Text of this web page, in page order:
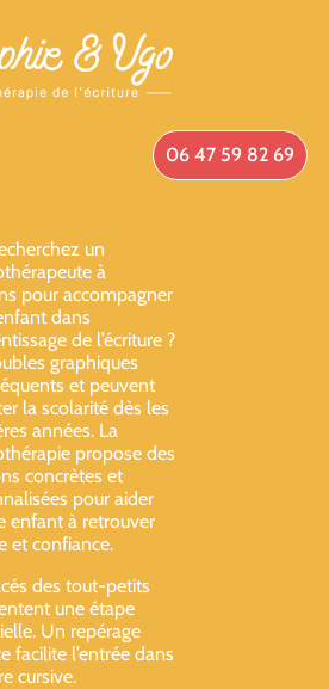
06 47 59 82 69
un
à
pour accompagner
dans
de l’écriture ?
graphiques
et peuvent
la scolarité dès les
années. La
propose des
concrètes et
pour aider
enfant à retrouver
et confiance.
des tout-petits
une étape
Un repérage
facilite l’entrée dans
cursive.